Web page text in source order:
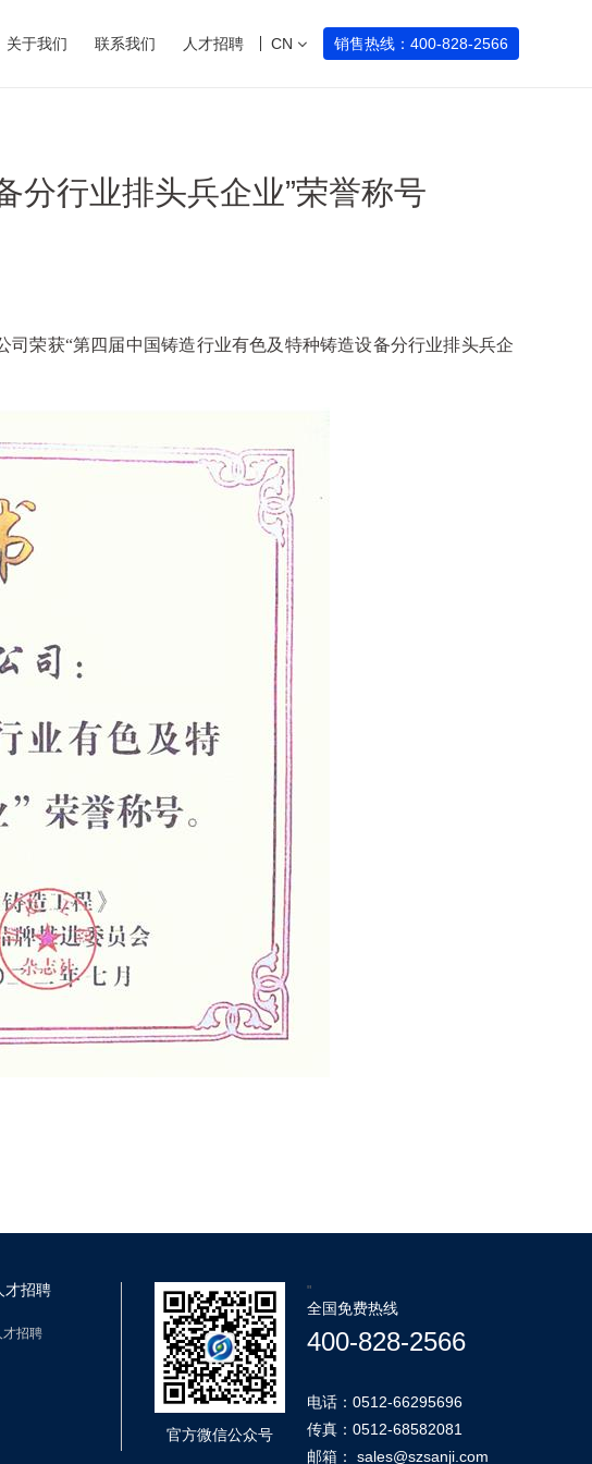
关于我们 联系我们 人才招聘 CN 销售热线：400-828-2566
分行业排头兵企业”荣誉称号
司荣获“第四届中国铸造行业有色及特种铸造设备分行业排头兵企
才招聘
才招聘
官方微信公众号
"
全国免费热线
400-828-2566
电话：0512-66295696
传真：0512-68582081
邮箱： sales@szsanji.com